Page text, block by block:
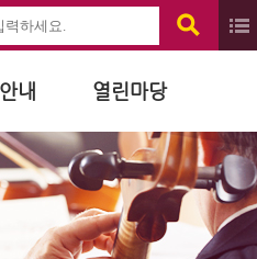
내 열린마당